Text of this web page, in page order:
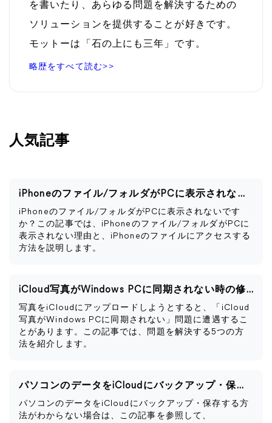
を書いたり、あらゆる問題を解決するための
ソリューションを提供することが好きです。
モットーは「石の上にも三年」です。
略歴をすべて読む>>
人気記事
iPhoneのファイル/フォルダがPCに表示されない時の解決策
iPhoneのファイル/フォルダがPCに表示されないです
か？この記事では、iPhoneのファイル/フォルダがPCに
表示されない理由と、iPhoneのファイルにアクセスする
方法を説明します。
iCloud写真がWindows PCに同期されない時の修正法
写真をiCloudにアップロードしようとすると、「iCloud
写真がWindows PCに同期されない」問題に遭遇するこ
とがあります。この記事では、問題を解決する5つの方
法を紹介します。
パソコンのデータをiCloudにバックアップ・保存する｜Windows/Mac
パソコンのデータをiCloudにバックアップ・保存する方
法がわからない場合は、この記事を参照して、